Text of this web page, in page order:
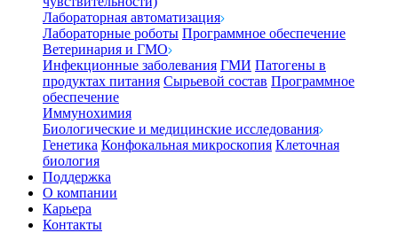
Лабораторная автоматизация
Лабораторные роботы Программное обеспечение
Ветеринария и ГМО
Инфекционные заболевания ГМИ Патогены в
продуктах питания Сырьевой состав Программное
обеспечение
Иммунохимия
Биологические и медицинские исследования
Генетика Конфокальная микроскопия Клеточная
биология
Поддержка
О компании
Карьера
Контакты